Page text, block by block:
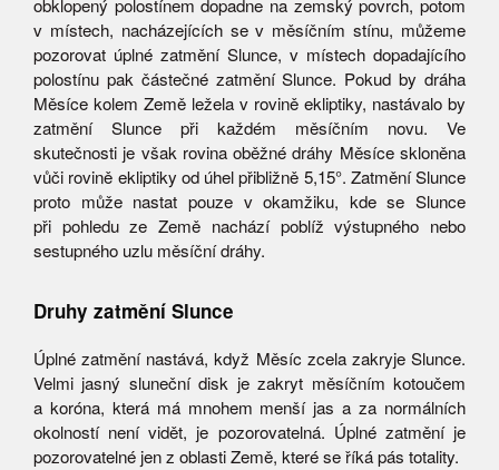
v místech, nacházejících se v měsíčním stínu, můžeme
pozorovat úplné zatmění Slunce, v místech dopadajícího
polostínu pak částečné zatmění Slunce. Pokud by dráha
Měsíce kolem Země ležela v rovině ekliptiky, nastávalo by
zatmění Slunce při každém měsíčním novu. Ve
skutečnosti je však rovina oběžné dráhy Měsíce skloněna
vůči rovině ekliptiky od úhel přibližně 5,15°. Zatmění Slunce
proto může nastat pouze v okamžiku, kde se Slunce
při pohledu ze Země nachází poblíž výstupného nebo
sestupného uzlu měsíční dráhy.
Druhy zatmění Slunce
Úplné zatmění nastává, když Měsíc zcela zakryje Slunce.
Velmi jasný sluneční disk je zakryt měsíčním kotoučem
a koróna, která má mnohem menší jas a za normálních
okolností není vidět, je pozorovatelná. Úplné zatmění je
pozorovatelné jen z oblasti Země, které se říká pás totality.